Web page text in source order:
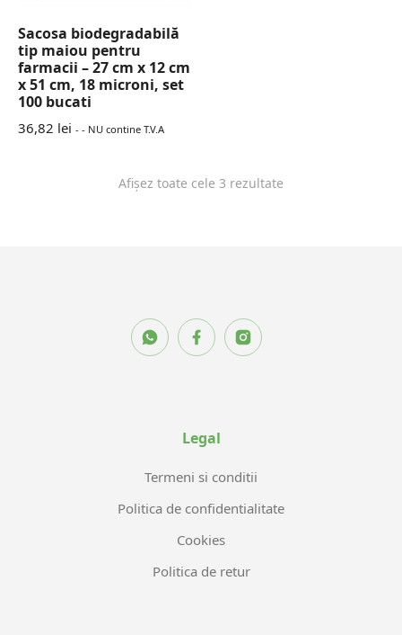
Sacosa biodegradabilă
tip maiou pentru
farmacii – 27 cm x 12 cm
x 51 cm, 18 microni, set
100 bucati
36,82 lei - - NU contine T.V.A
Afișez toate cele 3 rezultate
Legal
Termeni si conditii
Politica de confidentialitate
Cookies
Politica de retur